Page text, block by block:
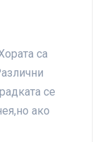
са
се
ако